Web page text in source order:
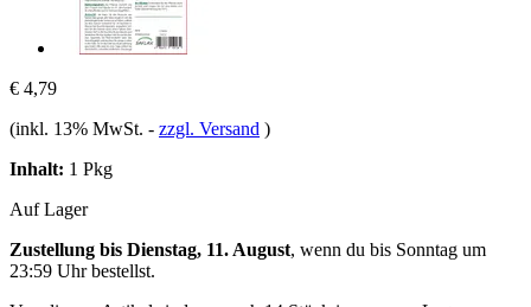
€ 4,79
(inkl. 13% MwSt. - zzgl. Versand )
Inhalt: 1 Pkg
Auf Lager
Zustellung bis Dienstag, 11. August, wenn du bis Sonntag um
23:59 Uhrbestellst.